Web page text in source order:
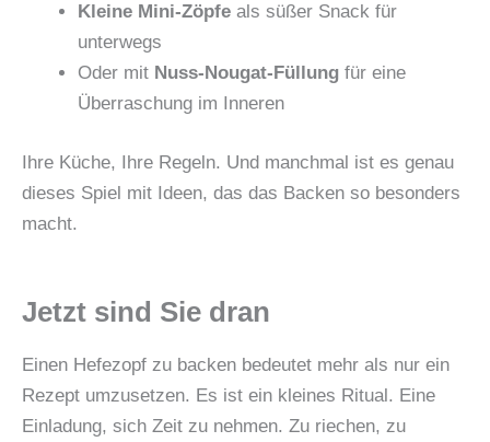
Kleine Mini-Zöpfe als süßer Snack für
unterwegs
Oder mit Nuss-Nougat-Füllung für eine
Überraschung im Inneren
Ihre Küche, Ihre Regeln. Und manchmal ist es genau
dieses Spiel mit Ideen, das das Backen so besonders
macht.
Jetzt sind Sie dran
Einen Hefezopf zu backen bedeutet mehr als nur ein
Rezept umzusetzen. Es ist ein kleines Ritual. Eine
Einladung, sich Zeit zu nehmen. Zu riechen, zu